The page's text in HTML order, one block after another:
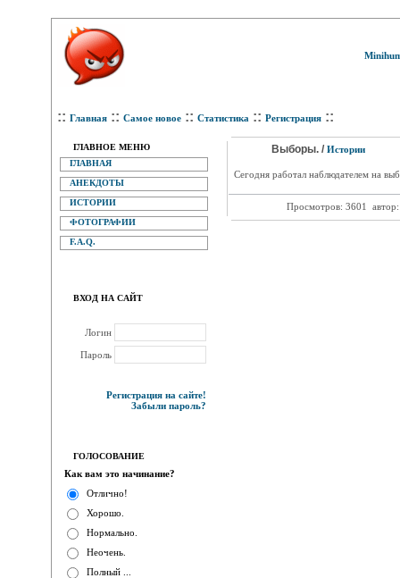
:: Главная :: Самое новое :: Статистика :: Регистрация ::
ГЛАВНОЕ МЕНЮ
ГЛАВНАЯ
АНЕКДОТЫ
ИСТОРИИ
ФОТОГРАФИИ
F.A.Q.
ВХОД НА САЙТ
Логин
Пароль
Регистрация на сайте!
Забыли пароль?
ГОЛОСОВАНИЕ
Как вам это начинание?
Отлично!
Хорошо.
Нормально.
Неочень.
Полный ...
Выборы. / Истории
Сегодня работал наблюдателем на
Просмотров: 3601